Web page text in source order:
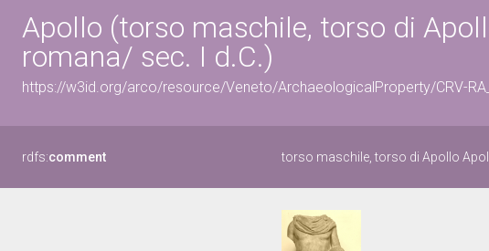
Apollo (torso maschile, torso di
romana/ sec. I d.C.)
https://w3id.org/arco/resource/Veneto/ArchaeologicalProperty/CRV-
rdfs:comment torso maschile, torso di Apollo